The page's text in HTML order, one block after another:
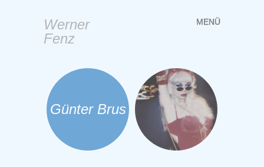
Werner
Fenz
MENÜ
Springe
zum
Günter Brus